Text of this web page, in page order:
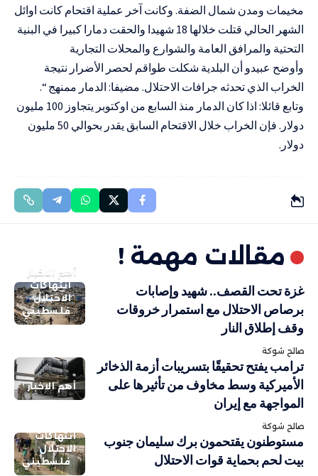
مخيمات ومدن شمال الضفة. وكانت آخر عملية اقتحام كانت اوائل
الشهر الحالي قتلت خلالها 18 شهيدا والحقت دمارا كبيرا في البنية
التحتية والمرافق العامة والشوارع والمحلات التجارية
وأوضح عبيدو أن البلدية شكلت طواقم لحصر الأضرار نتيجة
الخراب الذي تحدثه جرافات الاحتلال. مضيفا: الدمار ممنهج “.
وتابع قائلا: اذا كان الدمار منذ السابع من اوكتوبر يتجاوز 100 مليون
دولار. فإن الخراب خلال الاقتحام السابق يقدر بحوالي 50 مليون
دولار.
مقالات مهمة !
أهم الاخبار
انتهاكات
الاحتلال
فلسطيني
غزة تحت القصف.. شهيد وإصابات
برصاص الاحتلال مع استمرار خروقات
وقف إطلاق النار
صالح شوكة
أهم الاخبار
ترامب يفتح تحقيقًا بتسريبات أزمة الذخائر
الأميركية وسط مخاوف من تأثيرها على
المواجهة مع إيران
صالح شوكة
انتهاكات
الاحتلال
فلسطيني
مستوطنون يقتحمون برك سليمان جنوب
بيت لحم بحماية قوات الاحتلال